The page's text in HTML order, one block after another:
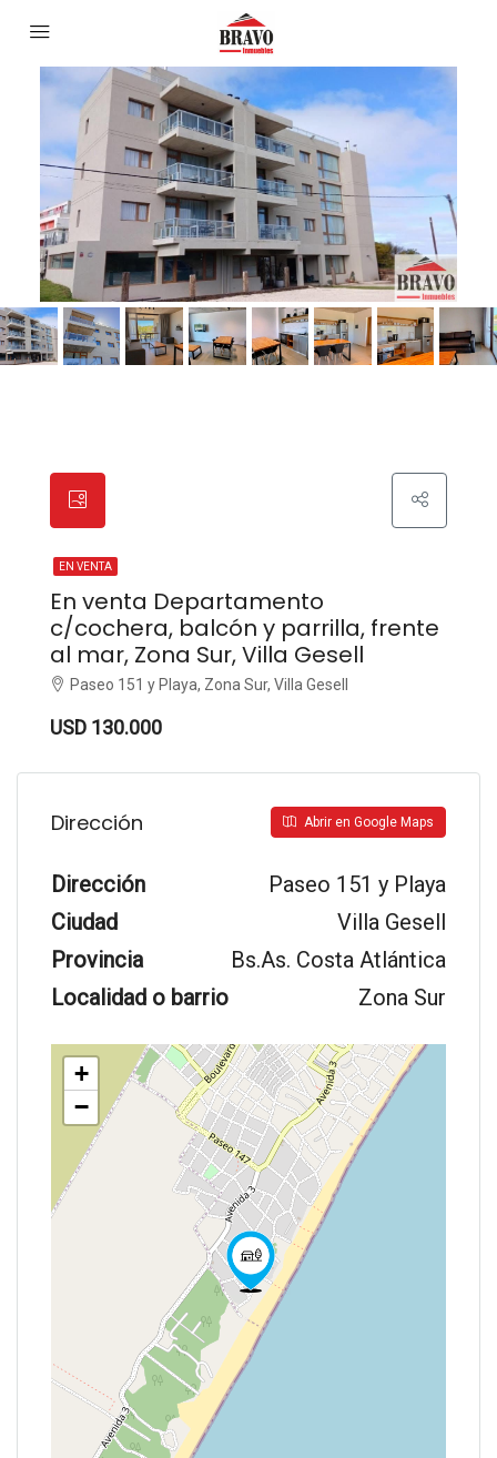
EN VENTA
En venta Departamento
c/cochera, balcón y parrilla, frente
al mar, Zona Sur, Villa Gesell
Paseo 151 y Playa, Zona Sur, Villa Gesell
USD 130.000
Dirección Abrir en Google Maps
Dirección
Paseo 151 y Playa
Ciudad
Villa Gesell
Provincia
Bs.As. Costa Atlántica
Localidad o barrio
Zona Sur
+
−